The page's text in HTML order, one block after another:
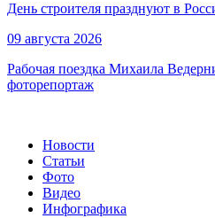
День строителя празднуют в
09 августа 2026
Рабочая поездка Михаила
фоторепортаж
Новости
Статьи
Фото
Видео
Инфографика